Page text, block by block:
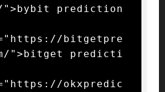
">bybit prediction
bitgetpre
">bitget predicti
okxpredic